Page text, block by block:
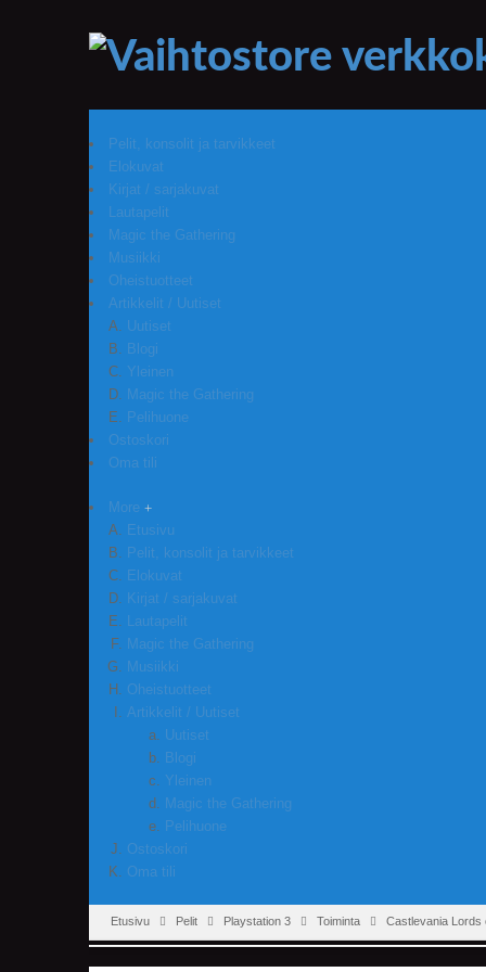
Pelit, konsolit ja tarvikkeet
Elokuvat
Kirjat / sarjakuvat
Lautapelit
Magic the Gathering
Musiikki
Oheistuotteet
Artikkelit / Uutiset
Uutiset
Blogi
Yleinen
Magic the Gathering
Pelihuone
Ostoskori
Oma tili
More
Etusivu
Pelit, konsolit ja tarvikkeet
Elokuvat
Kirjat / sarjakuvat
Lautapelit
Magic the Gathering
Musiikki
Oheistuotteet
Artikkelit / Uutiset
Uutiset
Blogi
Yleinen
Magic the Gathering
Pelihuone
Ostoskori
Oma tili
Etusivu Pelit Playstation 3 Toiminta Castlevania Lords